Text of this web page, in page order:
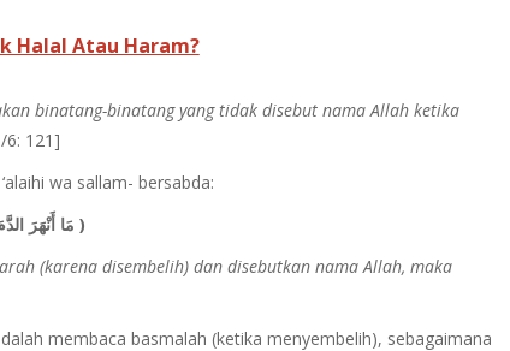
Halal Atau Haram?
binatang-binatang yang tidak disebut nama Allah ketika
6: 121]
wa sallam- bersabda:
( مَا أَنْهَرَ الدَّمَ، وَذُكِرَ اسْمُ الله عَلَيْهِ، فَكُلُوهُ )
(karena disembelih) dan disebutkan nama Allah, maka
membaca basmalah (ketika menyembelih), sebagaimana